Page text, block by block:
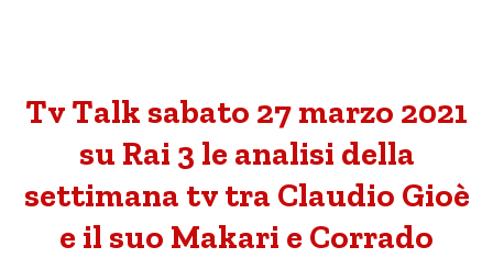
Tv Talk sabato 27 marzo 2021
su Rai 3 le analisi della
settimana tv tra Claudio Gioè
e il suo Makari e Corrado